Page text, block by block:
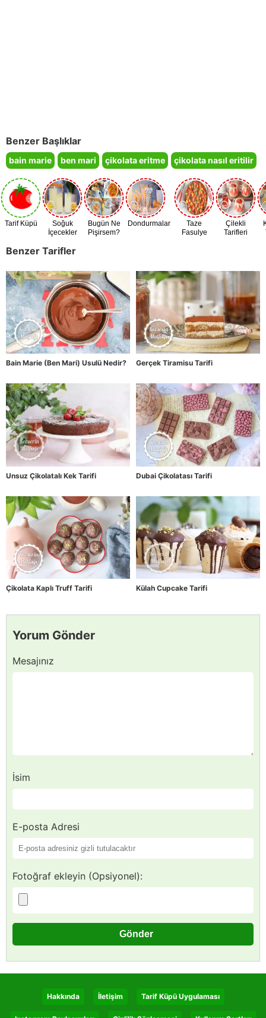
Benzer Başlıklar
bain marie ben mari çikolata eritme çikolata nasıl eritilir
Tarif Küpü
Soğuk
İçecekler
Bugün Ne
Pişirsem?
Dondurmalar
Taze
Fasulye
Çilekli
Tarifleri
Benzer Tarifler
Bain Marie (Ben Mari) Usulü Nedir? Gerçek Tiramisu Tarifi
Unsuz Çikolatalı Kek Tarifi Dubai Çikolatası Tarifi
Çikolata Kaplı Truff Tarifi Külah Cupcake Tarifi
Yorum Gönder
Mesajınız
İsim
E-posta Adresi
Fotoğraf ekleyin (Opsiyonel):
Hakkında İletişim Tarif Küpü Uygulaması